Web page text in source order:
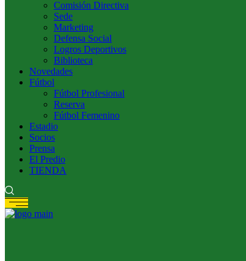
Comisión Directiva
Sede
Marketing
Defensa Social
Logros Deportivos
Biblioteca
Novedades
Fútbol
Fútbol Profesional
Reserva
Fútbol Femenino
Estadio
Socios
Prensa
El Predio
TIENDA